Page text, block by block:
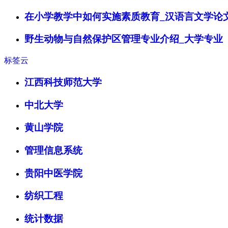
在小学教学中如何实施素质教育_汉语言文学论
野生动物与自然保护区管理专业介绍_大学专业
标签云
江西科技师范大学
中北大学
黄山学院
管理信息系统
贵阳中医学院
纺织工程
统计数据